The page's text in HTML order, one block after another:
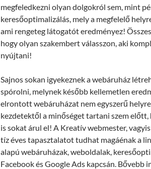
megfeledkezni olyan dolgokról sem, mint
keresőoptimalizálás, mely a megfelelő
ami rengeteg látogatót eredményez!
hogy olyan szakembert válasszon, aki
nyújtani!
Sajnos sokan igyekeznek a webáruház
spórolni, melynek később kellemetlen
elrontott webáruházat nem egyszerű
kezdetektől a minőséget tartani szem előtt,
is sokat árul el! A Kreatív webmester,
tíz éves tapasztalatot tudhat magáénak a
alapú webáruházak, weboldalak,
Facebook és Google Ads kapcsán. Bővebb